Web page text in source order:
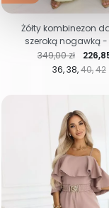
36 38 40 42
Cena regularna
349,00 zł Cena
Żółty kombinezon
szeroką nogawką -